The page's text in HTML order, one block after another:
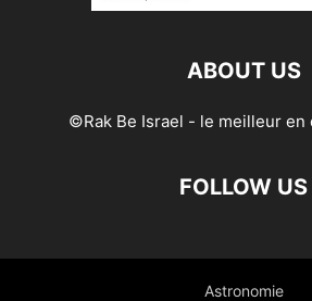
ABOUT US
©Rak Be Israel - le meilleur en
FOLLOW US
Astronomie